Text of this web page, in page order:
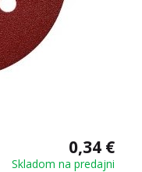
0,34 €
Skladom na predajni